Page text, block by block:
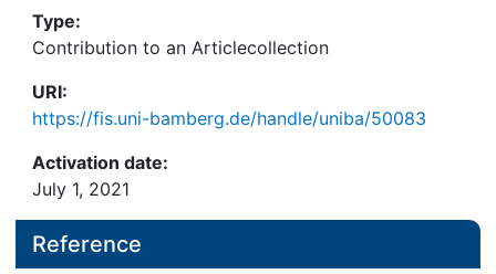
Type:
Contribution to an Articlecollection
URI:
https://fis.uni-bamberg.de/handle/uniba/50083
Activation date:
July 1, 2021
Reference